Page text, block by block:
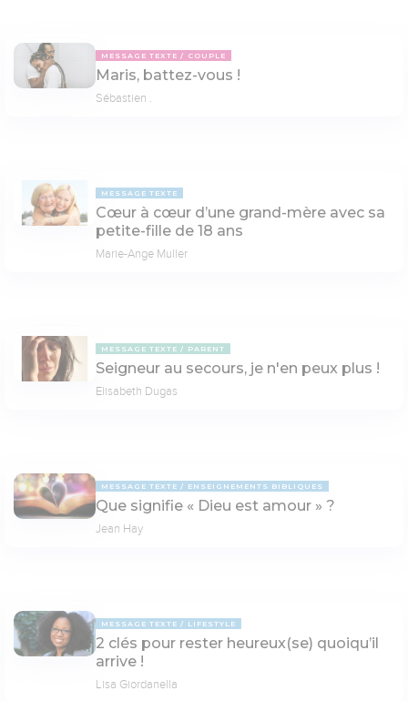
MESSAGE TEXTE COUPLE
Maris, battez-vous !
Sébastien .
MESSAGE TEXTE
Cœur à cœur d’une grand-mère avec sa
petite-fille de 18 ans
Marie-Ange Muller
MESSAGE TEXTE PARENT
Seigneur au secours, je n'en peux plus !
Elisabeth Dugas
MESSAGE TEXTE ENSEIGNEMENTS BIBLIQUES
Que signifie « Dieu est amour » ?
Jean Hay
MESSAGE TEXTE LIFESTYLE
2 clés pour rester heureux(se) quoiqu’il
arrive !
Lisa Giordanella